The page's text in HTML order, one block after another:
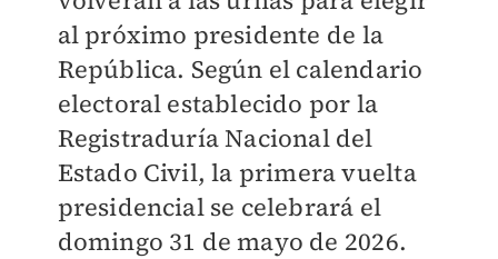
al próximo presidente de la
República. Según el calendario
electoral establecido por la
Registraduría Nacional del
Estado Civil, la primera vuelta
presidencial se celebrará el
domingo 31 de mayo de 2026.